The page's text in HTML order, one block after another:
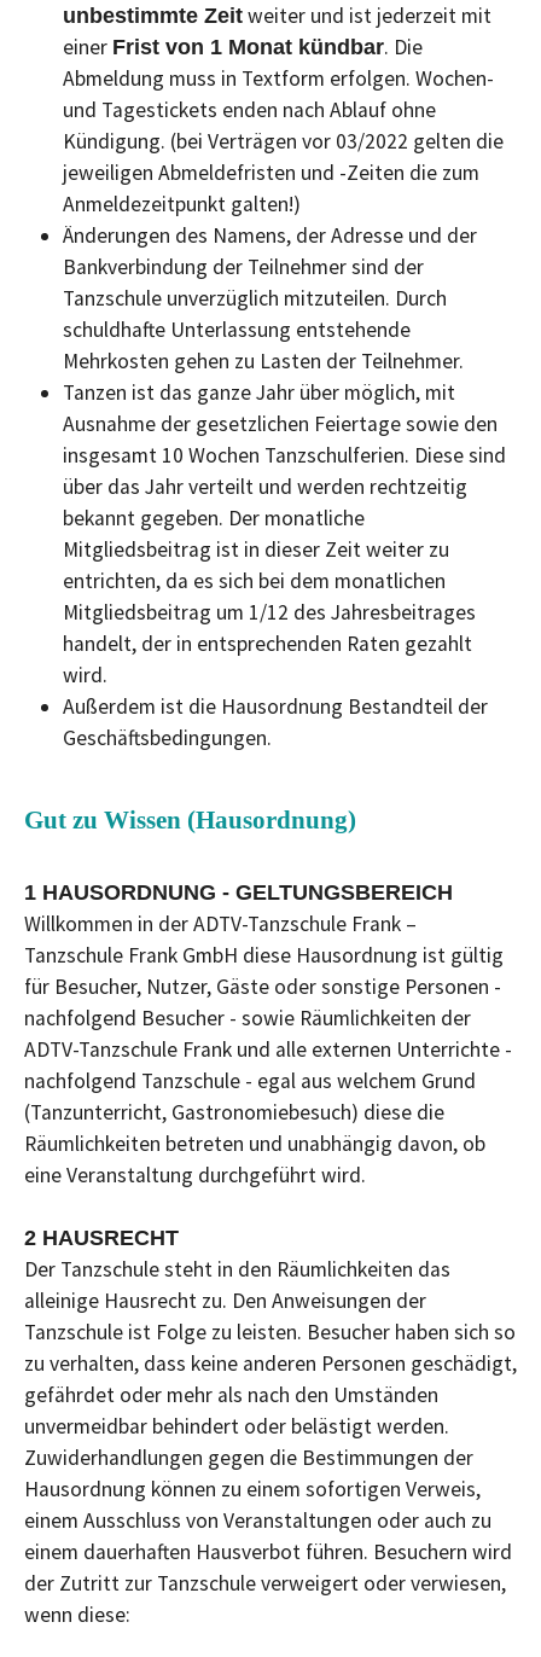
unbestimmte Zeit weiter und ist jederzeit mit
einer Frist von 1 Monat kündbar. Die
Abmeldung muss in Textform erfolgen. Wochen-
und Tagestickets enden nach Ablauf ohne
Kündigung. (bei Verträgen vor 03/2022 gelten die
jeweiligen Abmeldefristen und -Zeiten die zum
Anmeldezeitpunkt galten!)
Änderungen des Namens, der Adresse und der
Bankverbindung der Teilnehmer sind der
Tanzschule unverzüglich mitzuteilen. Durch
schuldhafte Unterlassung entstehende
Mehrkosten gehen zu Lasten der Teilnehmer.
Tanzen ist das ganze Jahr über möglich, mit
Ausnahme der gesetzlichen Feiertage sowie den
insgesamt 10 Wochen Tanzschulferien. Diese sind
über das Jahr verteilt und werden rechtzeitig
bekannt gegeben. Der monatliche
Mitgliedsbeitrag ist in dieser Zeit weiter zu
entrichten, da es sich bei dem monatlichen
Mitgliedsbeitrag um 1/12 des Jahresbeitrages
handelt, der in entsprechenden Raten gezahlt
wird.
Außerdem ist die Hausordnung Bestandteil der
Geschäftsbedingungen.
Gut zu Wissen (Hausordnung)
1 HAUSORDNUNG - GELTUNGSBEREICH
Willkommen in der ADTV-Tanzschule Frank –
Tanzschule Frank GmbH diese Hausordnung ist gültig
für Besucher, Nutzer, Gäste oder sonstige Personen -
nachfolgend Besucher - sowie Räumlichkeiten der
ADTV-Tanzschule Frank und alle externen Unterrichte -
nachfolgend Tanzschule - egal aus welchem Grund
(Tanzunterricht, Gastronomiebesuch) diese die
Räumlichkeiten betreten und unabhängig davon, ob
eine Veranstaltung durchgeführt wird.
2 HAUSRECHT
Der Tanzschule steht in den Räumlichkeiten das
alleinige Hausrecht zu. Den Anweisungen der
Tanzschule ist Folge zu leisten. Besucher haben sich so
zu verhalten, dass keine anderen Personen geschädigt,
gefährdet oder mehr als nach den Umständen
unvermeidbar behindert oder belästigt werden.
Zuwiderhandlungen gegen die Bestimmungen der
Hausordnung können zu einem sofortigen Verweis,
einem Ausschluss von Veranstaltungen oder auch zu
einem dauerhaften Hausverbot führen. Besuchern wird
der Zutritt zur Tanzschule verweigert oder verwiesen,
wenn diese: